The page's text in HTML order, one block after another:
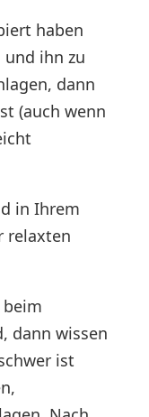
haben
ihn zu
dann
(auch wenn
in Ihrem
relaxten
beim
dann wissen
ist